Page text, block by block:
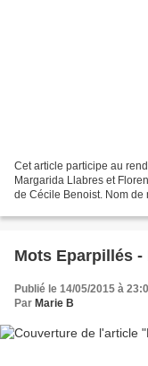
Cet article participe au
Margarida Llabres et
de Cécile Benoist. Nom de
Mots Eparpillés -
Publié le 14/05/2015 à
Par Marie B